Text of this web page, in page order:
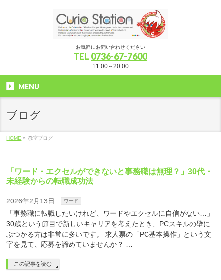
お気軽にお問い合わせください
TEL 0736-67-7600
11:00～20:00
MENU
ブログ
HOME » 教室ブログ
「ワード・エクセルができないと事務職は無理？」30代・
未経験からの転職成功法
2026年2月13日 ワード
「事務職に転職したいけれど、ワードやエクセルに自信がない…」
30歳という節目で新しいキャリアを考えたとき、PCスキルの壁に
ぶつかる方は非常に多いです。 求人票の「PC基本操作」という文
字を見て、応募を諦めていませんか？ …
この記事を読む